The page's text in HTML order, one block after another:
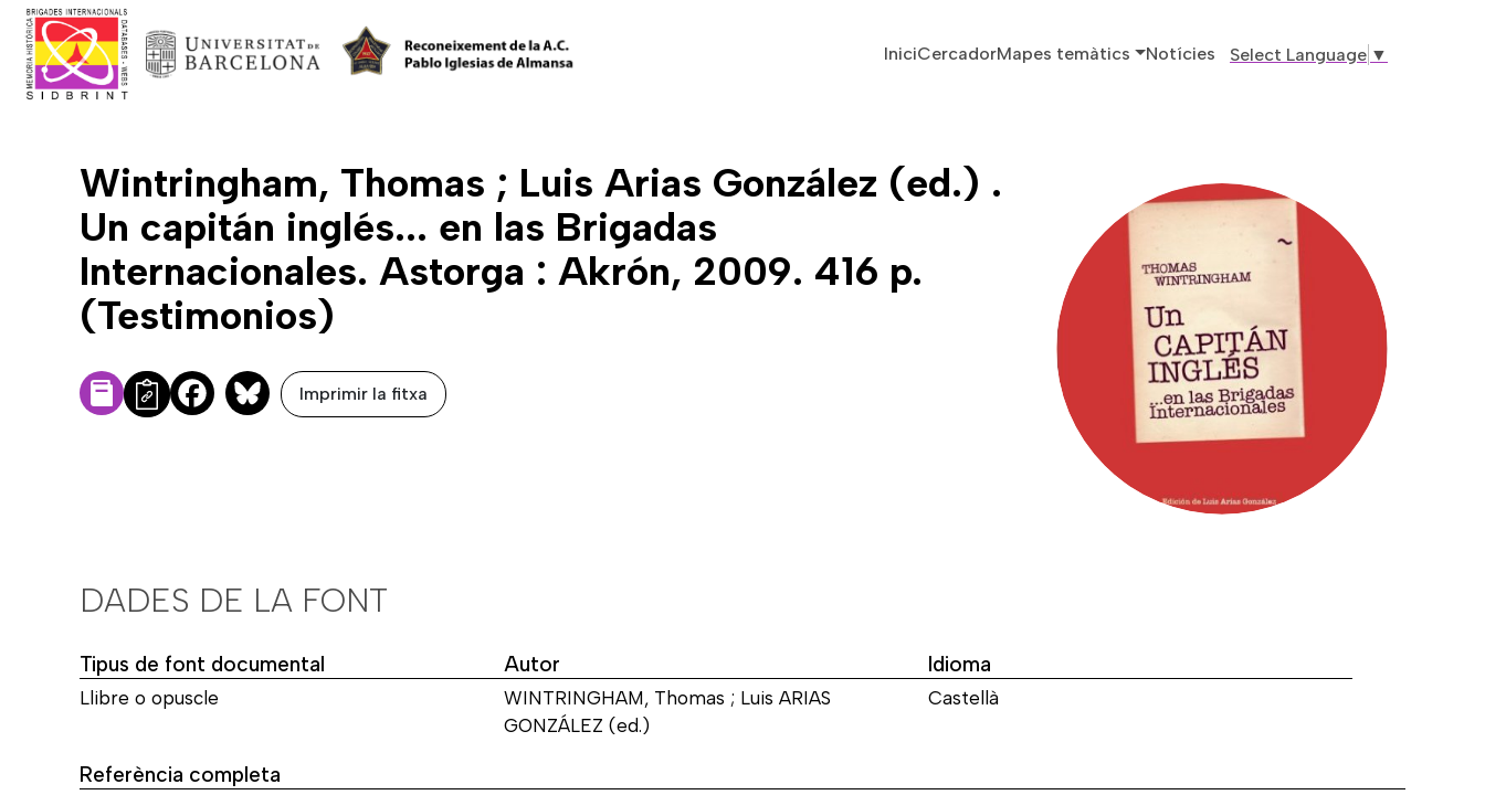
Navegació principal
IniciCercadorMapes temàtics Notícies Select Language ▼
Wintringham, Thomas ; Luis Arias González (ed.) .
Un capitán inglés... en las Brigadas
Internacionales. Astorga : Akrón, 2009. 416 p.
(Testimonios)
FacebookBluesky
Imprimir la fitxa
DADES DE LA FONT
Tipus de font documental
Llibre o opuscle
Autor
WINTRINGHAM, Thomas ; Luis ARIAS
GONZÁLEZ (ed.)
Idioma
Castellà
Referència completa